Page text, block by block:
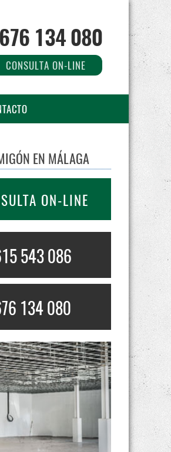
676 134 080
CONSULTA ON-LINE
EN MÁLAGA
ON-LINE
543 086
134 080